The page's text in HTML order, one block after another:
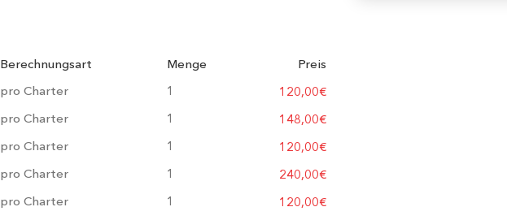
Berechnungsart Menge
Preis
pro Charter 1
120,00€
pro Charter 1
148,00€
pro Charter 1
120,00€
pro Charter 1
240,00€
pro Charter 1
120,00€